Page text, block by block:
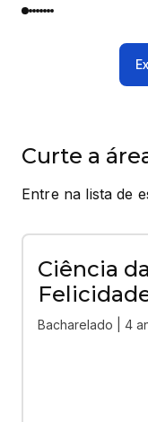
Curte a
Entre na lista de
Ciência da
Bacharelado | 4